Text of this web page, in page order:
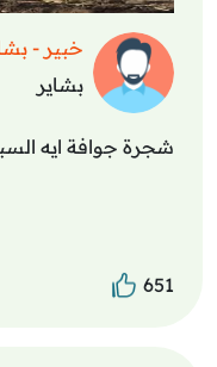
خبير -
بشاير
شجرة جوافة ايه
651